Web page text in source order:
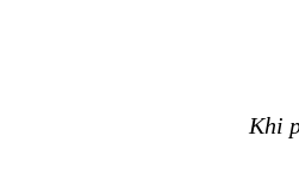
Khi